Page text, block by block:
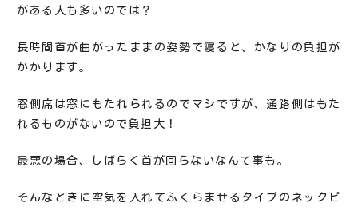
がある人も多いのでは？
長時間首が曲がったままの姿勢で寝ると、かなりの負担が
かかります。
窓側席は窓にもたれられるのでマシですが、通路側はもた
れるものがないので負担大！
最悪の場合、しばらく首が回らないなんて事も。
そんなときに空気を入れてふくらませるタイプのネックピ